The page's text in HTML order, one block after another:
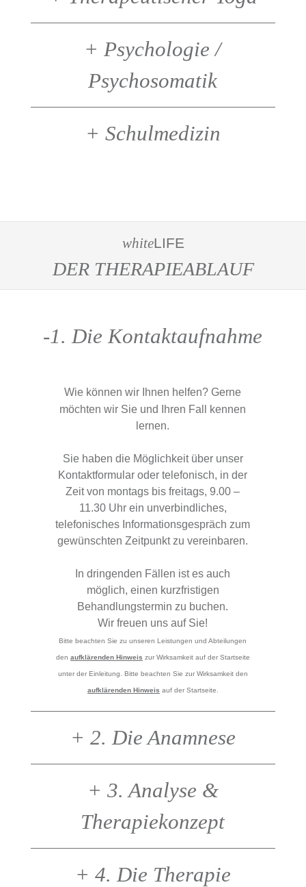
+ Psychologie /
Psychosomatik
+ Schulmedizin
whiteLIFE
DER THERAPIEABLAUF
-1. Die Kontaktaufnahme
Wie können wir Ihnen helfen? Gerne
möchten wir Sie und Ihren Fall kennen
lernen.
Sie haben die Möglichkeit über unser
Kontaktformular oder telefonisch, in der
Zeit von montags bis freitags, 9.00 –
11.30 Uhr ein unverbindliches,
telefonisches Informationsgespräch zum
gewünschten Zeitpunkt zu vereinbaren.
In dringenden Fällen ist es auch
möglich, einen kurzfristigen
Behandlungstermin zu buchen.
Wir freuen uns auf Sie!
Bitte beachten Sie zu unseren Leistungen und Abteilungen
den aufklärenden Hinweis zur Wirksamkeit auf der Startseite
unter der Einleitung. Bitte beachten Sie zur Wirksamkeit den
aufklärenden Hinweis auf der Startseite.
+ 2. Die Anamnese
+ 3. Analyse &
Therapiekonzept
+ 4. Die Therapie